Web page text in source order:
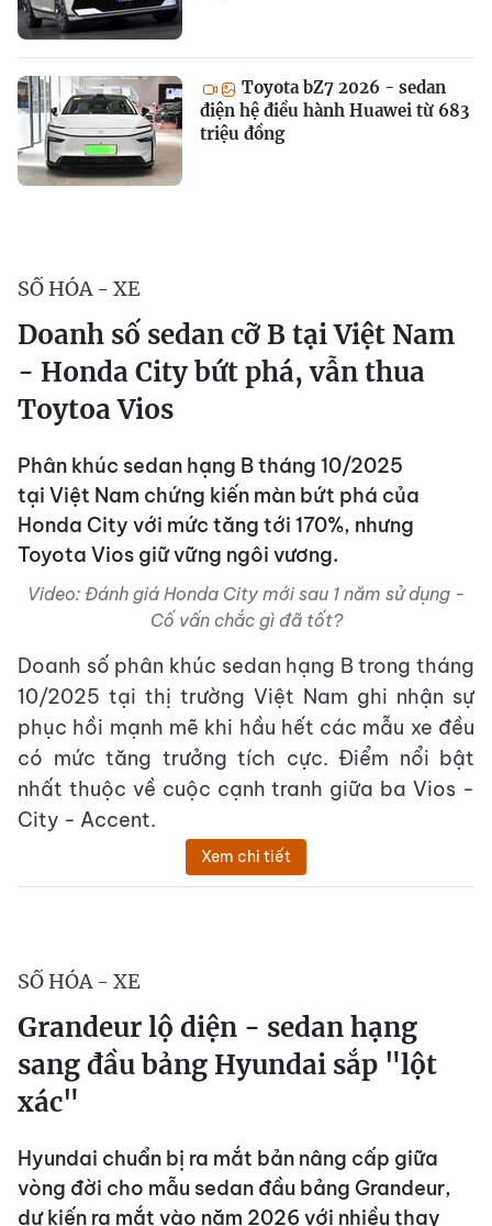
Toyota bZ7 2026 - sedan
điện hệ điều hành Huawei từ 683
triệu đồng
SỐ HÓA - XE
Doanh số sedan cỡ B tại Việt Nam
- Honda City bứt phá, vẫn thua
Toytoa Vios
Phân khúc sedan hạng B tháng 10/2025
tại Việt Nam chứng kiến màn bứt phá của
Honda City với mức tăng tới 170%, nhưng
Toyota Vios giữ vững ngôi vương.
Video: Đánh giá Honda City mới sau 1 năm sử dụng -
Cố vấn chắc gì đã tốt?
Doanh số phân khúc sedan hạng B trong tháng
10/2025 tại thị trường Việt Nam ghi nhận sự
phục hồi mạnh mẽ khi hầu hết các mẫu xe đều
có mức tăng trưởng tích cực. Điểm nổi bật
nhất thuộc về cuộc cạnh tranh giữa ba Vios -
City - Accent.
Xem chi tiết
SỐ HÓA - XE
Grandeur lộ diện - sedan hạng
sang đầu bảng Hyundai sắp "lột
xác"
Hyundai chuẩn bị ra mắt bản nâng cấp giữa
vòng đời cho mẫu sedan đầu bảng Grandeur,
dự kiến ra mắt vào năm 2026 với nhiều thay